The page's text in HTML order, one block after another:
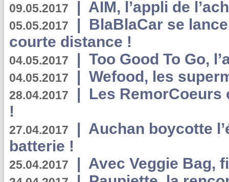
09.05.2017 | AIM, l’appli de
05.05.2017 | BlaBlaCar se
courte distance !
04.05.2017 | Too Good To Go,
04.05.2017 | Wefood, les
28.04.2017 | Les RemorCoeurs
!
27.04.2017 | Auchan boycotte
batterie !
25.04.2017 | Avec Veggie Bag,